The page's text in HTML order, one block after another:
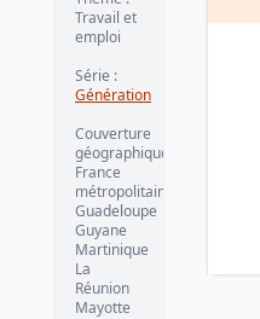
Travail et
emploi
Série :
Génération
Couverture
géographique
France
métropolitaine
Guadeloupe
Guyane
Martinique
La
Réunion
Mayotte